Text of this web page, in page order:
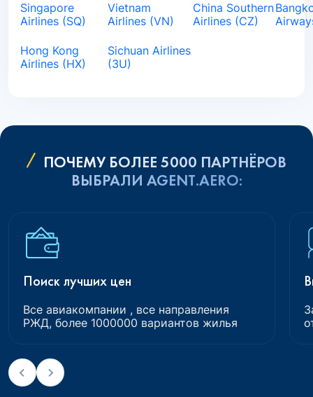
Singapore
Airlines (SQ)
Vietnam
Airlines (VN)
China Southern
Airlines (CZ)
Hong Kong
Airlines (HX)
Sichuan Airlines
(3U)
ПОЧЕМУ БОЛЕЕ 5000 ПАРТНЁРОВ
ВЫБРАЛИ AGENT.AERO:
Поиск лучших цен
Все авиакомпании , все направления
РЖД, более 1000000 вариантов жилья